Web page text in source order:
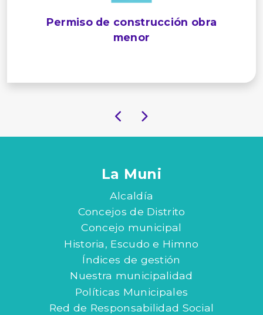
Permiso de construcción obra
menor
La Muni
Alcaldía
Concejos de Distrito
Concejo municipal
Historia, Escudo e Himno
Índices de gestión
Nuestra municipalidad
Políticas Municipales
Red de Responsabilidad Social